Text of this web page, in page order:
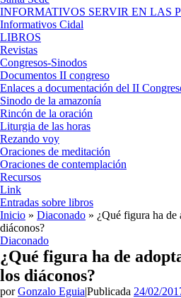
INFORMATIVOS SERVIR EN LAS
Informativos Cidal
LIBROS
Revistas
Congresos-Sinodos
Documentos II congreso
Enlaces a documentación del II
Sinodo de la amazonía
Rincón de la oración
Liturgia de las horas
Rezando voy
Oraciones de meditación
Oraciones de contemplación
Recursos
Link
Entradas sobre libros
Inicio » Diaconado » ¿Qué figura ha de
diáconos?
Diaconado
¿Qué figura ha de
los diáconos?
porGonzalo Eguia|Publicada 24/02/